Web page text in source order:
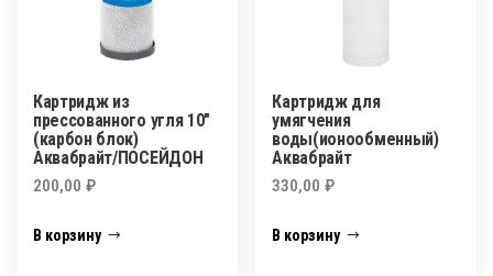
Картридж из
прессованного угля 10″
(карбон блок)
Аквабрайт/ПОСЕЙДОН
200,00 ₽
В корзину
Картридж для
умягчения
воды(ионообменный)
Аквабрайт
330,00₽
В корзину